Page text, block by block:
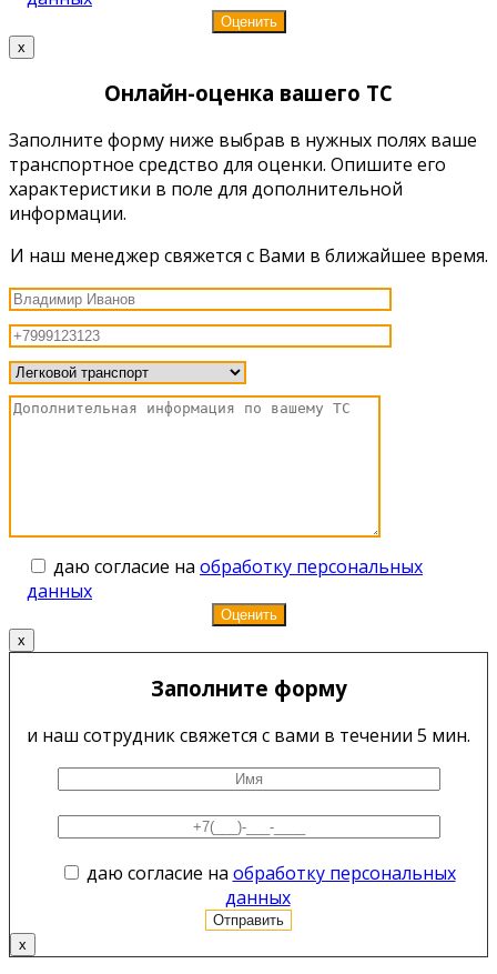
x
Онлайн-оценка вашего ТС
Заполните форму ниже выбрав в нужных полях ваше
транспортное средство для оценки. Опишите его
характеристики в поле для дополнительной
информации.
И наш менеджер свяжется с Вами в ближайшее время.
даю согласие на обработку персональных
данных
x
Заполните форму
и наш сотрудник свяжется с вами в течении 5 мин.
даю согласие на обработку персональных
данных
x